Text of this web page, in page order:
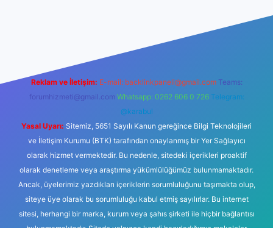
Reklam ve İletişim: E-mail: backlinkpaneli@gmail.com Teams:
forumhizmeti@gmail.com Whatsapp: 0262 606 0 726 Telegram:
@karabul
Yasal Uyarı: Sitemiz, 5651 Sayılı Kanun gereğince Bilgi Teknolojileri
ve İletişim Kurumu (BTK) tarafından onaylanmış bir Yer Sağlayıcı
olarak hizmet vermektedir. Bu nedenle, sitedeki içerikleri proaktif
olarak denetleme veya araştırma yükümlülüğümüz bulunmamaktadır.
Ancak, üyelerimiz yazdıkları içeriklerin sorumluluğunu taşımakta olup,
siteye üye olarak bu sorumluluğu kabul etmiş sayılırlar. Bu internet
sitesi, herhangi bir marka, kurum veya şahıs şirketi ile hiçbir bağlantısı